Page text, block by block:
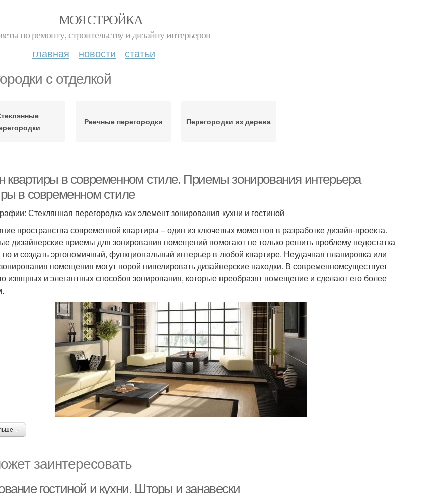
МОЯ СТРОЙКА
по ремонту, строительству и дизайну интерьеров
главная новости статьи
с отделкой
Реечные перегородки Перегородки из дерева
квартиры в современном стиле. Приемы зонирования интерьера
в современном стиле
Стеклянная перегородка как элемент зонирования кухни и гостиной
пространства современной квартиры – один из ключевых моментов в разработке дизайн-проекта.
дизайнерские приемы для зонирования помещений помогают не только решить проблему недостатка
и создать эргономичный, функциональный интерьер в любой квартире. Неудачная планировка или
помещения могут порой нивелировать дизайнерские находки. В современномсуществует
изящных и элегантных способов зонирования, которые преобразят помещение и сделают его более
→
заинтересовать
гостиной и кухни. Шторы и занавески